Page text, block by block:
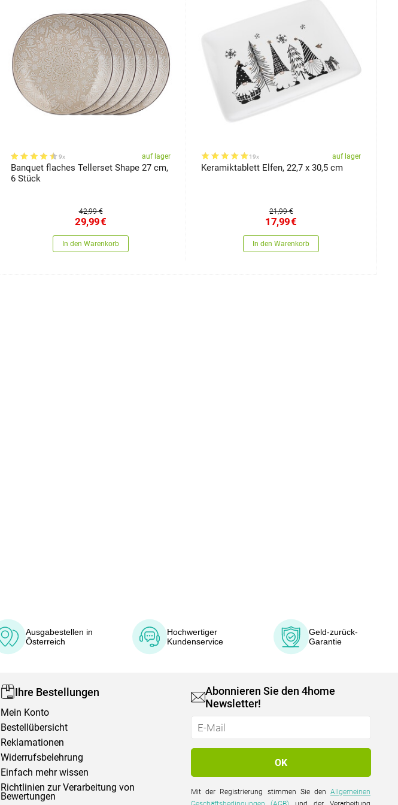
9x auf lager
Banquet flaches Tellerset Shape 27 cm,
6 Stück
42,99 €
29,99€
In den Warenkorb
19x auf lager
Keramiktablett Elfen, 22,7 x 30,5 cm
21,99 €
17,99€
In den Warenkorb
Ausgabestellen in
Österreich
Hochwertiger
Kundenservice
Geld-zurück-
Garantie
Ihre Bestellungen
Mein Konto
Bestellübersicht
Reklamationen
Widerrufsbelehrung
Einfach mehr wissen
Richtlinien zur Verarbeitung von
Bewertungen
Abonnieren Sie den 4home
Newsletter!
Mit der Registrierung stimmen Sie denAllgemeinen